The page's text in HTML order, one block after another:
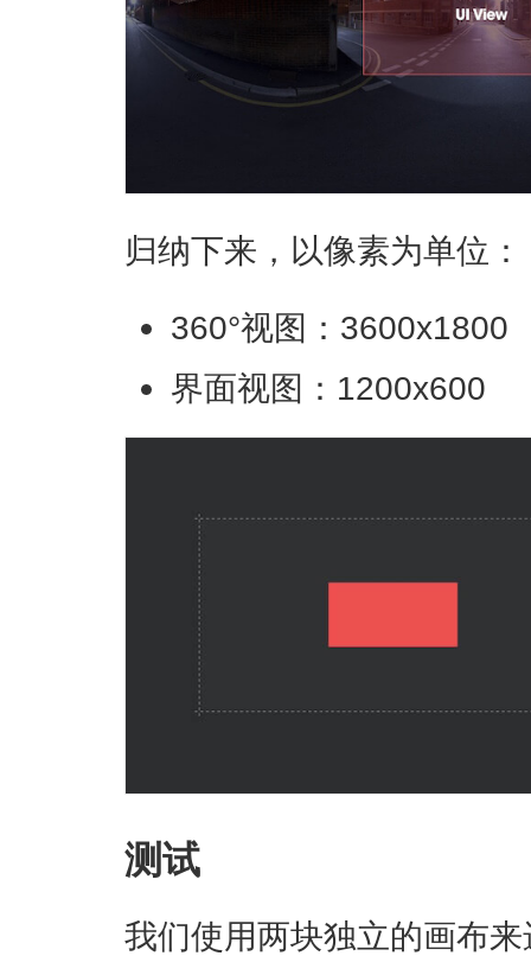
归纳下来，以像素为单位：
360°视图：3600x1800
界面视图：1200x600
测试
我们使用两块独立的画布